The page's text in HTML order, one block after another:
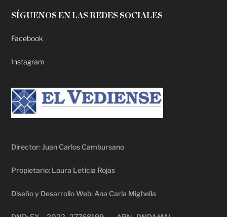
SÍGUENOS EN LAS REDES SOCIALES
Facebook
Instagram
Director: Juan Carlos Cambursano
Propietario: Laura Leticia Rojas
Diseño y Desarrollo Web: Ana Carla Mighella